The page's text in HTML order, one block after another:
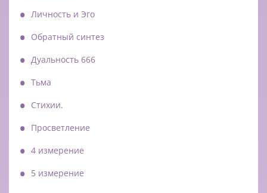
Личность и Эго
Обратный синтез
Дуальность 666
Тьма
Стихии.
Просветление
4 измерение
5 измерение